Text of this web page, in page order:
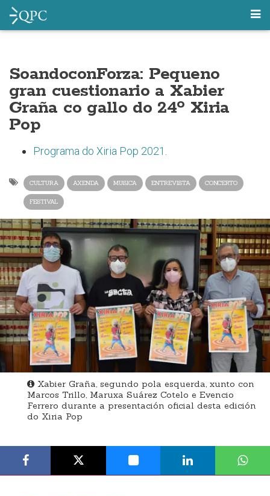
SoandoconForza: Pequeno
gran cuestionario a Xabier
Graña co gallo do 24º Xiria
Pop
Programa do Xiria Pop 2021
CULTURA AXENDA MUSICA ENTREVISTA CONCERTO
FESTIVAL
Xabier Graña, segundo pola esquerda, xunto con
Marcos Trillo, Maruxa Suárez Cotelo e Evencio
Ferrero durante a presentación oficial desta edición
do Xiria Pop